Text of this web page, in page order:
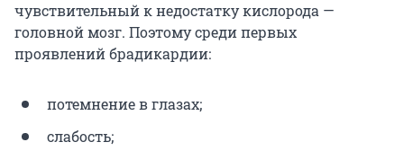
чувствительный к недостатку кислорода —
головной мозг. Поэтому среди первых
проявлений брадикардии:
потемнение в глазах;
слабость;